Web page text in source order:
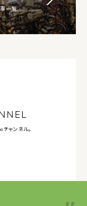
車一覧
ャンネル。